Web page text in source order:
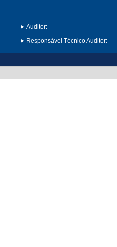
Auditor:
Responsável Técnico Auditor: